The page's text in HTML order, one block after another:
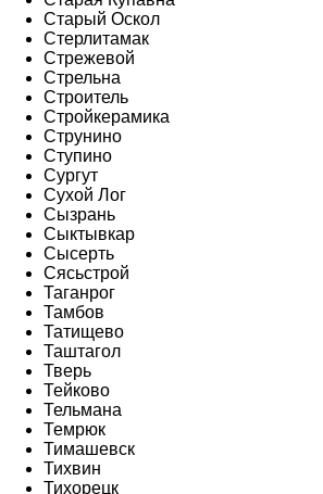
Старый Оскол
Стерлитамак
Стрежевой
Стрельна
Строитель
Стройкерамика
Струнино
Ступино
Сургут
Сухой Лог
Сызрань
Сыктывкар
Сысерть
Сясьстрой
Таганрог
Тамбов
Татищево
Таштагол
Тверь
Тейково
Тельмана
Темрюк
Тимашевск
Тихвин
Тихорецк